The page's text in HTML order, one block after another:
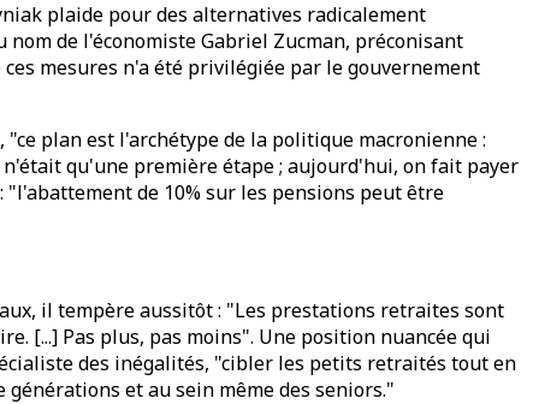
plaide pour des alternatives radicalement
de l'économiste Gabriel Zucman, préconisant
mesures n'a été privilégiée par le gouvernement
plan est l'archétype de la politique macronienne :
qu'une première étape ; aujourd'hui, on fait payer
de 10% sur les pensions peut être
il tempère aussitôt : "Les prestations retraites sont
[...] Pas plus, pas moins". Une position nuancée qui
des inégalités, "cibler les petits retraités tout en
et au sein même des seniors."